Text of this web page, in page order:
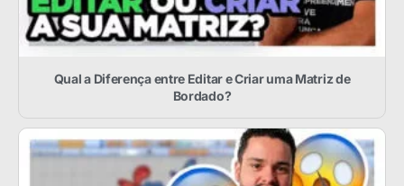
Qual a Diferença entre Editar e Criar uma Matriz de
Bordado?